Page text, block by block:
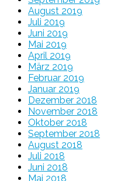
August 2019
Juli 2019
Juni 2019
Mai 2019
April 2019
März 2019
Februar 2019
Januar 2019
Dezember 2018
November 2018
Oktober 2018
September 2018
August 2018
Juli 2018
Juni 2018
Mai 2018